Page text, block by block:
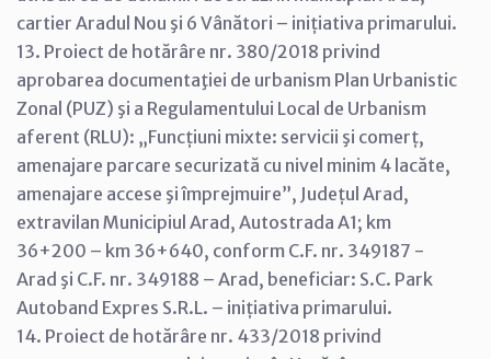
cartier Aradul Nou şi 6 Vânători – inițiativa primarului.
13. Proiect de hotărâre nr. 380/2018 privind
aprobarea documentaţiei de urbanism Plan Urbanistic
Zonal (PUZ) şi a Regulamentului Local de Urbanism
aferent (RLU): „Funcțiuni mixte: servicii şi comerț,
amenajare parcare securizată cu nivel minim 4 lacăte,
amenajare accese şi împrejmuire”, Județul Arad,
extravilan Municipiul Arad, Autostrada A1; km
36+200 – km 36+640, conform C.F. nr. 349187 -
Arad şi C.F. nr. 349188 – Arad, beneficiar: S.C. Park
Autoband Expres S.R.L. – inițiativa primarului.
14. Proiect de hotărâre nr. 433/2018 privind